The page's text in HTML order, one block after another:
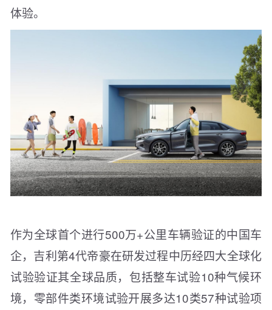
体验。
作为全球首个进行500万+公里车辆验证的中国车
企，吉利第4代帝豪在研发过程中历经四大全球化
试验验证其全球品质，包括整车试验10种气候环
境，零部件类环境试验开展多达10类57种试验项